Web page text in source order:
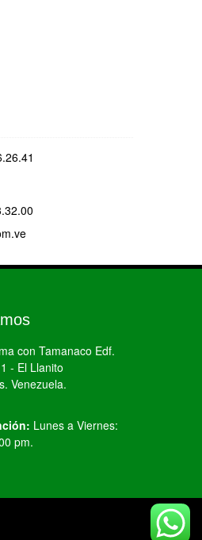
con Tamanaco Edf.
- El Llanito
Venezuela.
Lunes a Viernes:
pm.